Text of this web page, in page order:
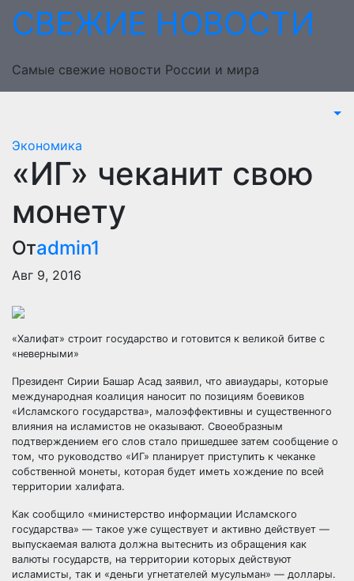
Перейти
СВЕЖИЕ НОВОСТИ
Самые свежие новости России и мира
Экономика
«ИГ» чеканит свою
монету
Отadmin1
Авг 9, 2016
«Халифат» строит государство и готовится к великой битве с
«неверными»
Президент Сирии Башар Асад заявил, что авиаудары, которые
международная коалиция наносит по позициям боевиков
«Исламского государства», малоэффективны и существенного
влияния на исламистов не оказывают. Своеобразным
подтверждением его слов стало пришедшее затем сообщение о
том, что руководство «ИГ» планирует приступить к чеканке
собственной монеты, которая будет иметь хождение по всей
территории халифата.
Как сообщило «министерство информации Исламского
государства» — такое уже существует и активно действует —
выпускаемая валюта должна вытеснить из обращения как
валюты государств, на территории которых действуют
исламисты, так и «деньги угнетателей мусульман» — доллары.